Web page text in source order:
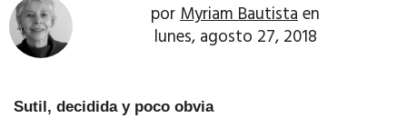
porMyriam Bautistaen
lunes, agosto 27, 2018
Sutil, decidida y poco obvia